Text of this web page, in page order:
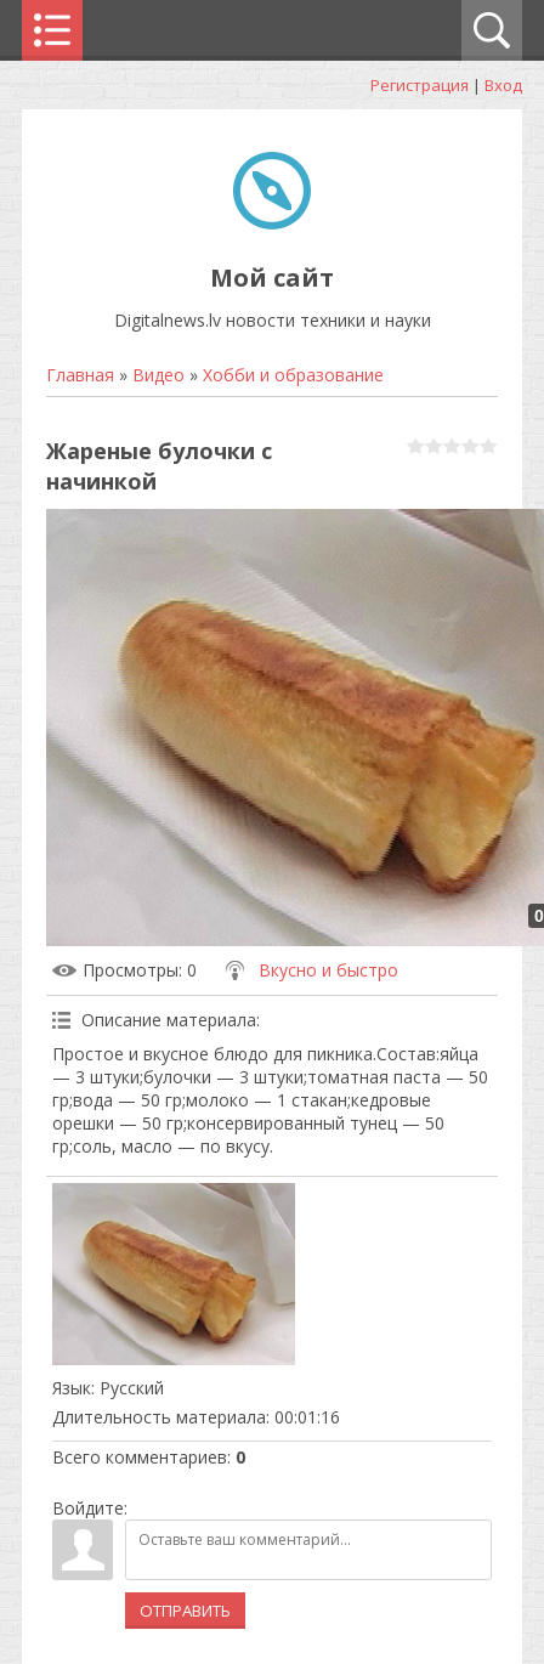
Регистрация | Вход
Мой сайт
Digitalnews.lv новости техники и науки
Главная » Видео » Хобби и образование
Жареные булочки с
начинкой
Просмотры: 0 Вкусно и быстро
Описание материала:
Простое и вкусное блюдо для пикника.Состав:яйца
— 3 штуки;булочки — 3 штуки;томатная паста — 50
гр;вода — 50 гр;молоко — 1 стакан;кедровые
орешки — 50 гр;консервированный тунец — 50
гр;соль, масло — по вкусу.
Язык: Русский
Длительность материала: 00:01:16
Всего комментариев: 0
Войдите:
ОТПРАВИТЬ